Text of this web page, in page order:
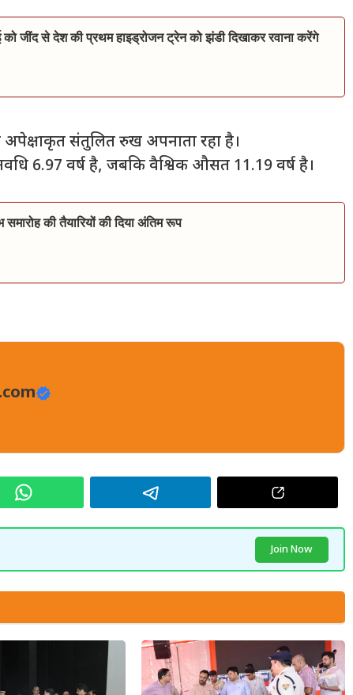
को जींद से देश की प्रथम हाइड्रोजन ट्रेन को झंडी दिखाकर रवाना करेंगे
संतुलित रुख अपनाता रहा है।
6.97 वर्ष है, जबकि वैश्विक औसत 11.19 वर्ष है।
की तैयारियों की दिया अंतिम रूप
Join Now